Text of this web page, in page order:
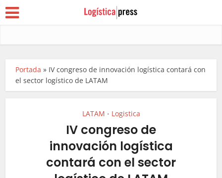
Portada » IV congreso de innovación logística contará con
el sector logístico de LATAM
LATAM • Logistica
IV congreso de
innovación logística
contará con el sector